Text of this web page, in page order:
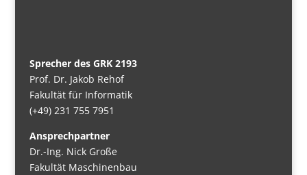
Sprecher des GRK 2193
Prof. Dr. Jakob Rehof
Fakultät für Informatik
(+49) 231 755 7951
Ansprechpartner
Dr.-Ing. Nick Große
Fakultät Maschinenbau